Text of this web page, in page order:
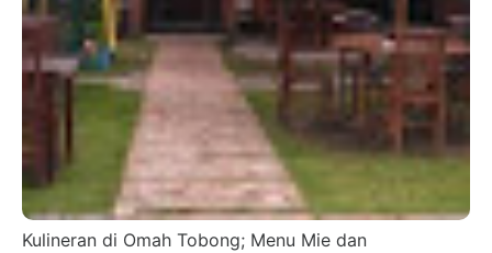
Kulineran di Omah Tobong; Menu Mie dan